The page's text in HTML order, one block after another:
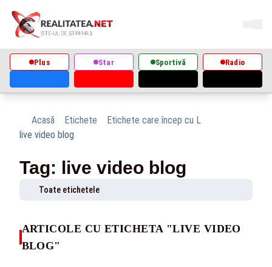
Plus Star Sportivă Radio
Acasă Etichete
Etichete care încep cu L
live video blog
Tag: live video blog
Toate etichetele
ARTICOLE CU ETICHETA "LIVE VIDEO
BLOG"